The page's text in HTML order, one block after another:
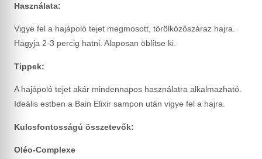
Használata:
Vigye fel a hajápoló tejet megmosott, törölközőszáraz hajra.
Hagyja 2-3 percig hatni. Alaposan öblítse ki.
Tippek:
A hajápoló tejet akár mindennapos használatra alkalmazható.
Ideális estben a Bain Elixir sampon után vigye fel a hajra.
Kulcsfontosságú összetevők:
Oléo-Complexe